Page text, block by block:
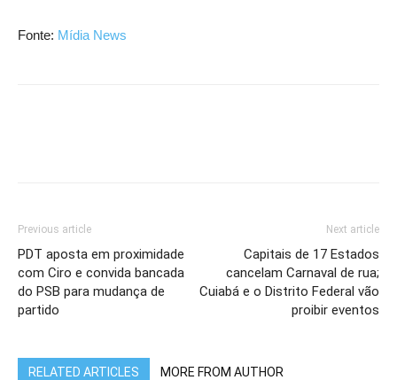
Fonte: Mídia News
Previous article
PDT aposta em proximidade
com Ciro e convida bancada
do PSB para mudança de
partido
Next article
Capitais de 17 Estados
cancelam Carnaval de rua;
Cuiabá e o Distrito Federal vão
proibir eventos
RELATED ARTICLES MORE FROM AUTHOR